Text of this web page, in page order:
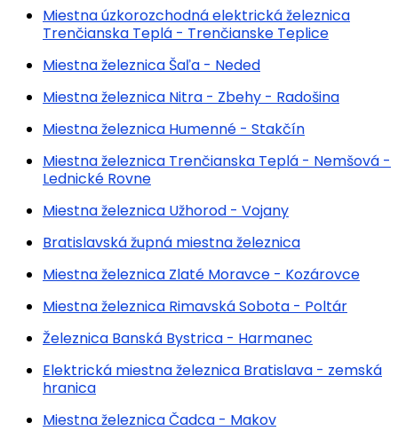
Miestna úzkorozchodná elektrická železnica
Trenčianska Teplá - Trenčianske Teplice
Miestna železnica Šaľa - Neded
Miestna železnica Nitra - Zbehy - Radošina
Miestna železnica Humenné - Stakčín
Miestna železnica Trenčianska Teplá - Nemšová -
Lednické Rovne
Miestna železnica Užhorod - Vojany
Bratislavská župná miestna železnica
Miestna železnica Zlaté Moravce - Kozárovce
Miestna železnica Rimavská Sobota - Poltár
Železnica Banská Bystrica - Harmanec
Elektrická miestna železnica Bratislava - zemská
hranica
Miestna železnica Čadca - Makov